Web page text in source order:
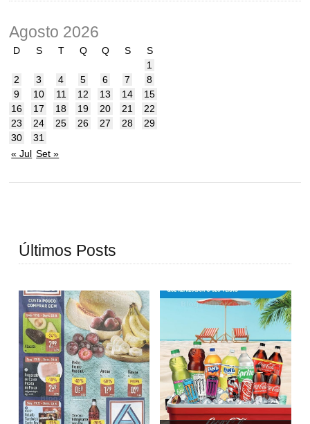
Agosto 2026
D S T Q Q S
S
1
2
3 4 5 6 7
8
9
10 11 12 13 14
15
16
17 18 19 20 21
22
23
24 25 26 27 28
29
30
31
« Jul Set »
Últimos Posts